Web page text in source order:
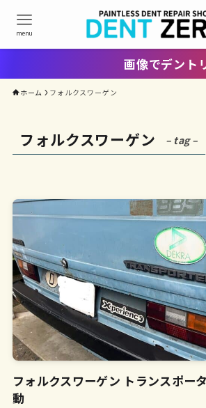
menu
画像でデントリ
ホーム フォルクスワーゲン
フォルクスワーゲン – tag –
フォルクスワーゲン トランスポー
動